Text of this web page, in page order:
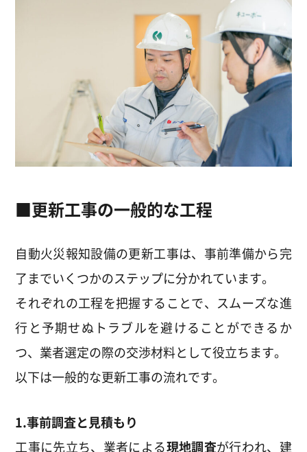
■更新工事の一般的な工程
自動火災報知設備の更新工事は、事前準備から完
了までいくつかのステップに分かれています。
それぞれの工程を把握することで、スムーズな進
行と予期せぬトラブルを避けることができるか
つ、業者選定の際の交渉材料として役立ちます。
以下は一般的な更新工事の流れです。
1.事前調査と見積もり
工事に先立ち、業者による現地調査が行われ、建